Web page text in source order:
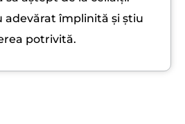
adevărat împlinită și știu
potrivită.